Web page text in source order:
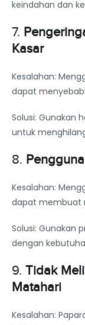
keindahan dan
7.
Kasar
Kesalahan:
dapat
Solusi: Gunakan
untuk
8.
Kesalahan:
dapat membuat
Solusi: Gunakan
dengan
9. Tidak
Matahari
Kesalahan: